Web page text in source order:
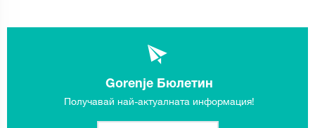
Gorenje Бюлетин
Получавай най-актуалната информация!